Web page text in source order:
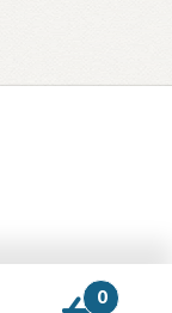
0